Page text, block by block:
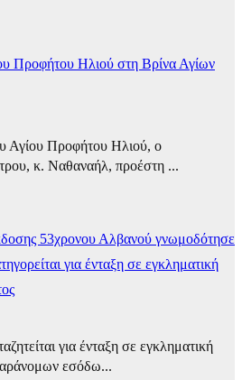
Προφήτου Ηλιού στη Βρίνα Αγίων
Αγίου Προφήτου Ηλιού, ο
κ. Ναθαναήλ, προέστη ...
53χρονου Αλβανού γνωμοδότησε
για ένταξη σε εγκληματική
για ένταξη σε εγκληματική
εσόδω...